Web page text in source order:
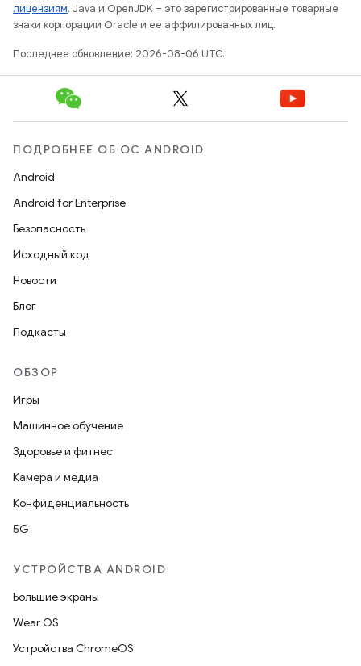
лицензиям. Java и OpenJDK – это зарегистрированные товарные
знаки корпорации Oracle и ее аффилированных лиц.
Последнее обновление: 2026-08-06 UTC.
ПОДРОБНЕЕ ОБ ОС ANDROID
Android
Android for Enterprise
Безопасность
Исходный код
Новости
Блог
Подкасты
ОБЗОР
Игры
Машинное обучение
Здоровье и фитнес
Камера и медиа
Конфиденциальность
5G
УСТРОЙСТВА ANDROID
Большие экраны
Wear OS
Устройства ChromeOS